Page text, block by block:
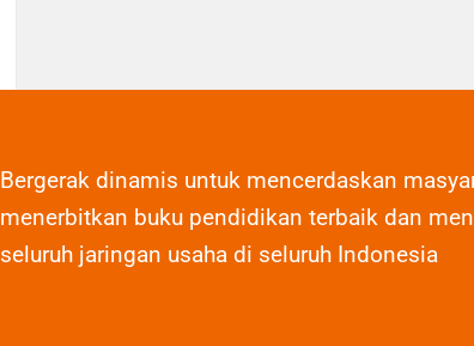
Bergerak dinamis untuk mencerdaskan
menerbitkan buku pendidikan terbaik dan
seluruh jaringan usaha di seluruh Indonesia